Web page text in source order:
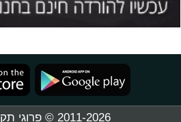
2011-2026 © פרוגי תקשורת בע"מ